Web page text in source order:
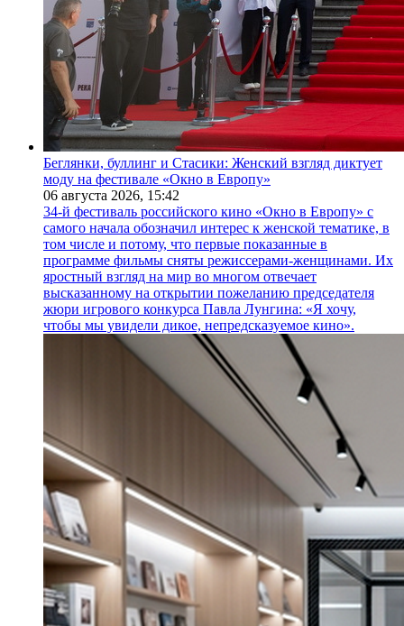
Беглянки, буллинг и Стасики: Женский взгляд диктует
моду на фестивале «Окно в Европу»
06 августа 2026, 15:42
34-й фестиваль российского кино «Окно в Европу» с
самого начала обозначил интерес к женской тематике, в
том числе и потому, что первые показанные в
программе фильмы сняты режиссерами-женщинами. Их
яростный взгляд на мир во многом отвечает
высказанному на открытии пожеланию председателя
жюри игрового конкурса Павла Лунгина: «Я хочу,
чтобы мы увидели дикое, непредсказуемое кино».